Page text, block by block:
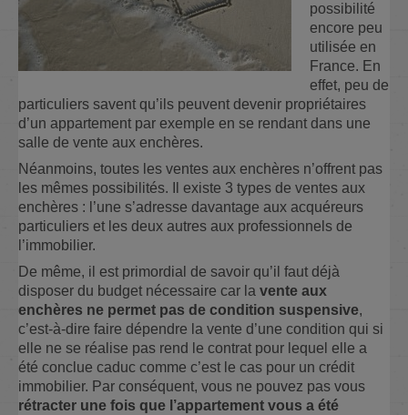
possibilité
encore peu
utilisée en
France. En
effet, peu de
particuliers savent qu’ils peuvent devenir propriétaires
d’un appartement par exemple en se rendant dans une
salle de vente aux enchères.
Néanmoins, toutes les ventes aux enchères n’offrent pas
les mêmes possibilités. Il existe 3 types de ventes aux
enchères : l’une s’adresse davantage aux acquéreurs
particuliers et les deux autres aux professionnels de
l’immobilier.
De même, il est primordial de savoir qu’il faut déjà
disposer du budget nécessaire car la vente aux
enchères ne permet pas de condition suspensive,
c’est-à-dire faire dépendre la vente d’une condition qui si
elle ne se réalise pas rend le contrat pour lequel elle a
été conclue caduc comme c’est le cas pour un crédit
immobilier. Par conséquent, vous ne pouvez pas vous
rétracter une fois que l’appartement vous a été